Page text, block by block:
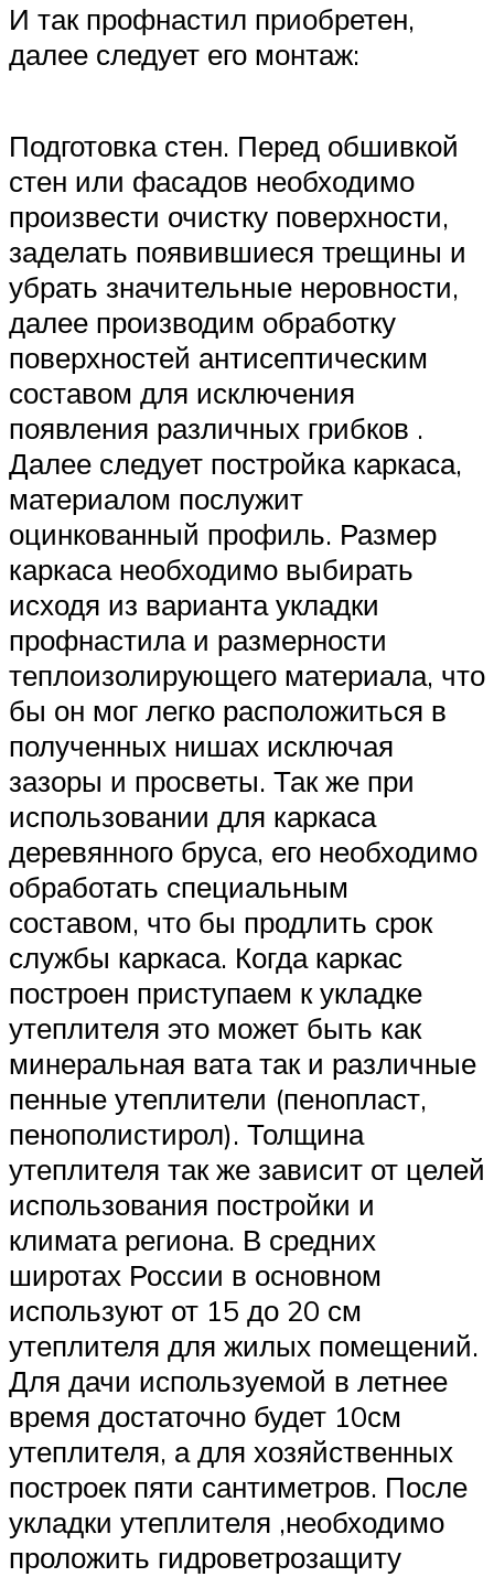
И так профнастил приобретен,
далее следует его монтаж:
Подготовка стен. Перед обшивкой
стен или фасадов необходимо
произвести очистку поверхности,
заделать появившиеся трещины и
убрать значительные неровности,
далее производим обработку
поверхностей антисептическим
составом для исключения
появления различных грибков .
Далее следует постройка каркаса,
материалом послужит
оцинкованный профиль. Размер
каркаса необходимо выбирать
исходя из варианта укладки
профнастила и размерности
теплоизолирующего материала, что
бы он мог легко расположиться в
полученных нишах исключая
зазоры и просветы. Так же при
использовании для каркаса
деревянного бруса, его необходимо
обработать специальным
составом, что бы продлить срок
службы каркаса. Когда каркас
построен приступаем к укладке
утеплителя это может быть как
минеральная вата так и различные
пенные утеплители (пенопласт,
пенополистирол). Толщина
утеплителя так же зависит от целей
использования постройки и
климата региона. В средних
широтах России в основном
используют от 15 до 20 см
утеплителя для жилых помещений.
Для дачи используемой в летнее
время достаточно будет 10см
утеплителя, а для хозяйственных
построек пяти сантиметров. После
укладки утеплителя ,необходимо
проложить гидроветрозащиту